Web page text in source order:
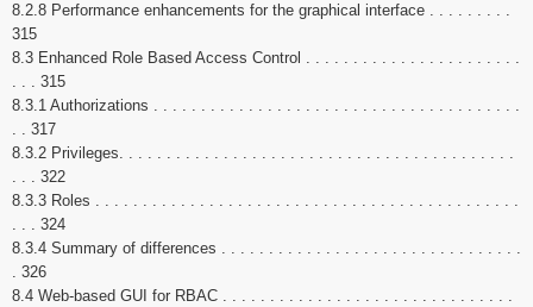
8.2.8 Performance enhancements for the graphical interface . . . . . . . . .
315
8.3 Enhanced Role Based Access Control . . . . . . . . . . . . . . . . . . . . . . .
. . . 315
8.3.1 Authorizations . . . . . . . . . . . . . . . . . . . . . . . . . . . . . . . . . . . . . . .
. . 317
8.3.2 Privileges. . . . . . . . . . . . . . . . . . . . . . . . . . . . . . . . . . . . . . . . . .
. . . 322
8.3.3 Roles . . . . . . . . . . . . . . . . . . . . . . . . . . . . . . . . . . . . . . . . . . . . .
. . . 324
8.3.4 Summary of differences . . . . . . . . . . . . . . . . . . . . . . . . . . . . . . . .
. 326
8.4 Web-based GUI for RBAC . . . . . . . . . . . . . . . . . . . . . . . . . . . . . . .